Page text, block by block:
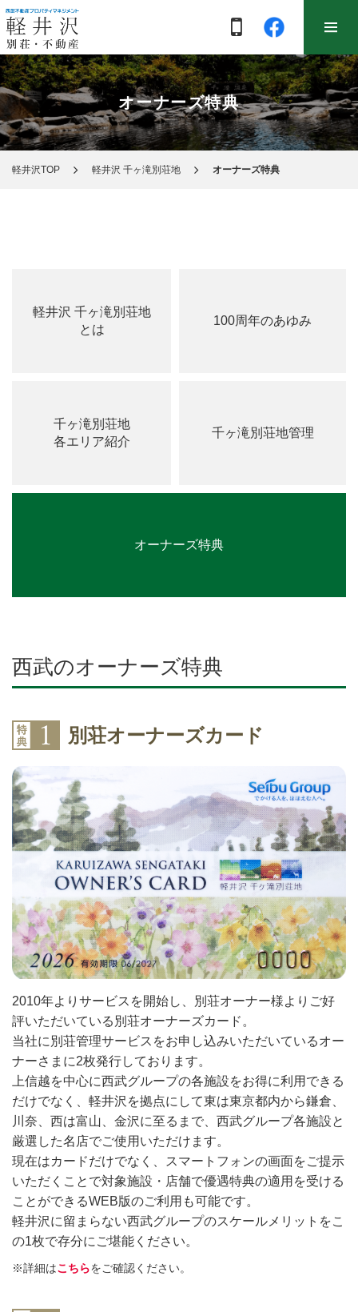
オーナーズ特典
軽井沢TOP 軽井沢 千ヶ滝別荘地 オーナーズ特典
軽井沢 千ヶ滝別荘地
とは
100周年のあゆみ
千ヶ滝別荘地
各エリア紹介
千ヶ滝別荘地管理
オーナーズ特典
西武のオーナーズ特典
別荘オーナーズカード
2010年よりサービスを開始し、別荘オーナー様よりご好
評いただいている別荘オーナーズカード。
当社に別荘管理サービスをお申し込みいただいているオー
ナーさまに2枚発行しております。
上信越を中心に西武グループの各施設をお得に利用できる
だけでなく、軽井沢を拠点にして東は東京都内から鎌倉、
川奈、西は富山、金沢に至るまで、西武グループ各施設と
厳選した名店でご使用いただけます。
現在はカードだけでなく、スマートフォンの画面をご提示
いただくことで対象施設・店舗で優遇特典の適用を受ける
ことができるWEB版のご利用も可能です。
軽井沢に留まらない西武グループのスケールメリットをこ
の1枚で存分にご堪能ください。
※詳細はこちらをご確認ください。